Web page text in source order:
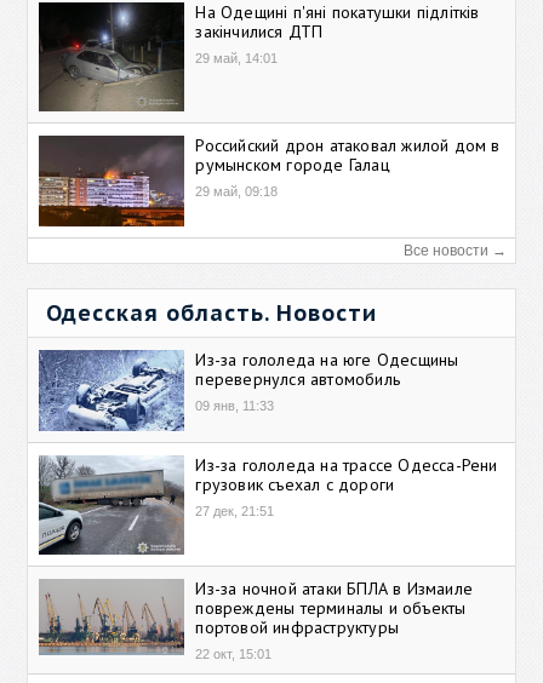
На Одещині п'яні покатушки підлітків
закінчилися ДТП
29 май, 14:01
Российский дрон атаковал жилой дом в
румынском городе Галац
29 май, 09:18
Все новости →
Одесская область. Новости
Из-за гололеда на юге Одесщины
перевернулся автомобиль
09 янв, 11:33
Из-за гололеда на трассе Одесса-Рени
грузовик съехал с дороги
27 дек, 21:51
Из-за ночной атаки БПЛА в Измаиле
повреждены терминалы и объекты
портовой инфраструктуры
22 окт, 15:01